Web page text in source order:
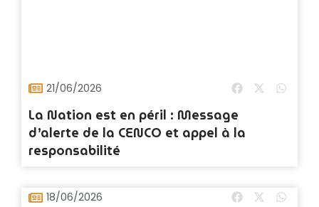
21/06/2026
La Nation est en péril : Message
d’alerte de la CENCO et appel à la
responsabilité
18/06/2026